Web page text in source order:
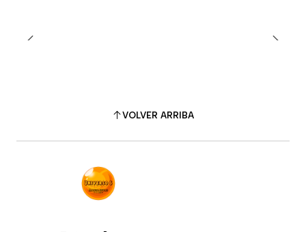
VOLVER ARRIBA